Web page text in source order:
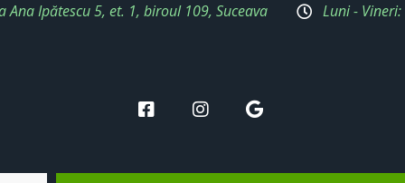
Ana Ipătescu 5, et. 1, biroul 109, Suceava Luni -